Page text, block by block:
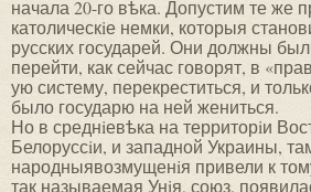
начала 20-го вѣка. Допустим те же
католическiе немки, которыя
русских государей. Они должны
перейти, как сейчас говорят, в
ую систему, перекреститься, и
было государю на ней жениться.
Но в среднiевѣка на территорiи
Белоруссiи, и западной Украины,
народныявозмущенiя привели к
так называемая Унiя, союз,